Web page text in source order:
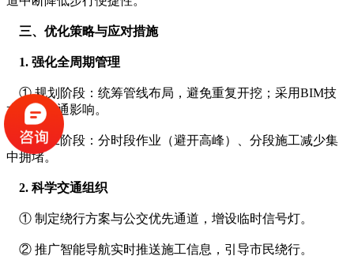
三、优化策略与应对措施
1. 强化全周期管理
术模拟交通影响。
② 施工阶段：分时段作业（避开高峰）、分段施工减少集
中拥堵。
2. 科学交通组织
① 制定绕行方案与公交优先通道，增设临时信号灯。
② 推广智能导航实时推送施工信息，引导市民绕行。